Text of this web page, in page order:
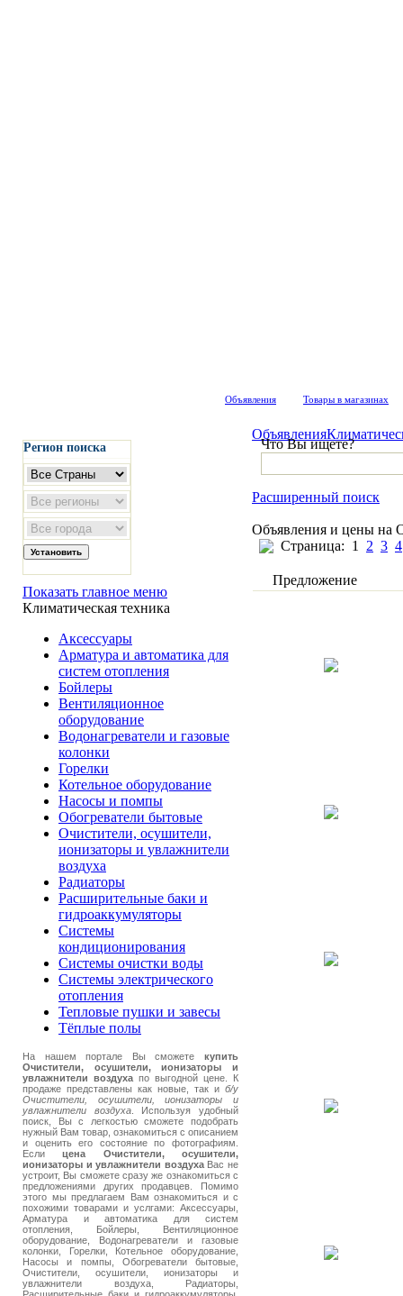
Объявления Товары в магазинах
Регион поиска
Показать главное меню
Климатическая техника
Аксессуары
Арматура и автоматика для
систем отопления
Бойлеры
Вентиляционное
оборудование
Водонагреватели и газовые
колонки
Горелки
Котельное оборудование
Насосы и помпы
Обогреватели бытовые
Очистители, осушители,
ионизаторы и увлажнители
воздуха
Радиаторы
Расширительные баки и
гидроаккумуляторы
Системы
кондиционирования
Системы очистки воды
Системы электрического
отопления
Тепловые пушки и завесы
Тёплые полы
На нашем портале Вы сможете купить
Очистители, осушители, ионизаторы и
увлажнители воздуха по выгодной цене. К
продаже представлены как новые, так и б/у
Очистители, осушители, ионизаторы и
увлажнители воздуха. Используя удобный
поиск, Вы с легкостью сможете подобрать
нужный Вам товар, ознакомиться с описанием
и оценить его состояние по фотографиям.
Еслицена Очистители, осушители,
ионизаторы и увлажнители воздухаВас не
устроит, Вы сможете сразу же ознакомиться с
предложениями других продавцев. Помимо
этого мы предлагаем Вам ознакомиться и с
похожими товарами и услгами: Аксессуары,
Арматура и автоматика для систем
отопления, Бойлеры, Вентиляционное
оборудование, Водонагреватели и газовые
колонки, Горелки, Котельное оборудование,
Насосы и помпы, Обогреватели бытовые,
Очистители, осушители, ионизаторы и
увлажнители воздуха, Радиаторы,
Объявления
Что Вы ищете?
Расширенный поиск
Объявления и цены на
Страница: 1 2 3 4
Предложение